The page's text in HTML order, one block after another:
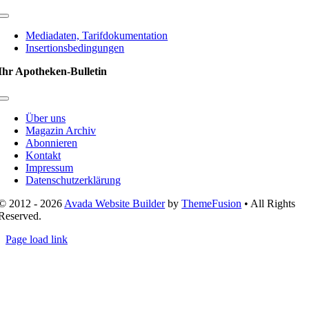
Toggle
NavigationMediadaten, Tarifdokumentation
Insertionsbedingungen
Apotheken-Bulletin
Toggle
NavigationÜber uns
Magazin Archiv
Abonnieren
Kontakt
Impressum
Datenschutzerklärung
2012 - 2026 Avada Website BuilderbyThemeFusion • All Rights
Page load link